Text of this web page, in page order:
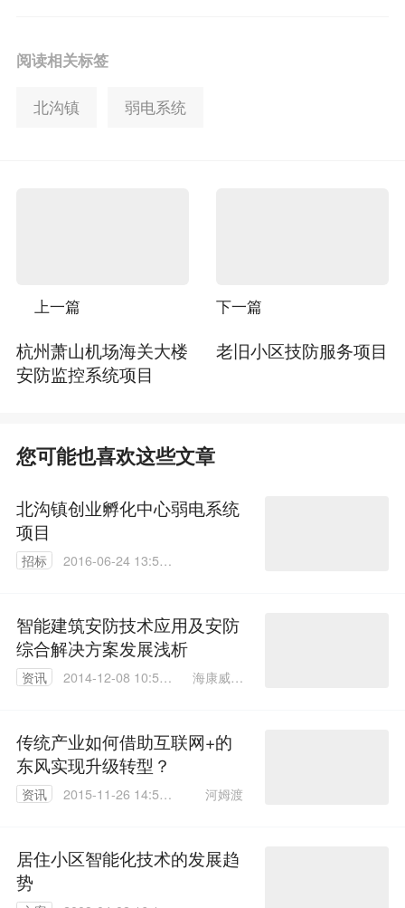
阅读相关标签
北沟镇 弱电系统
上一篇
杭州萧山机场海关大楼
安防监控系统项目
下一篇
老旧小区技防服务项目
您可能也喜欢这些文章
北沟镇创业孵化中心弱电系统
项目
招标
2016-06-24 13:51:
智能建筑安防技术应用及安防
综合解决方案发展浅析
资讯
2014-12-08 10:50:
海康威视
传统产业如何借助互联网+的
东风实现升级转型？
资讯
2015-11-26 14:58:
河姆渡
居住小区智能化技术的发展趋
势